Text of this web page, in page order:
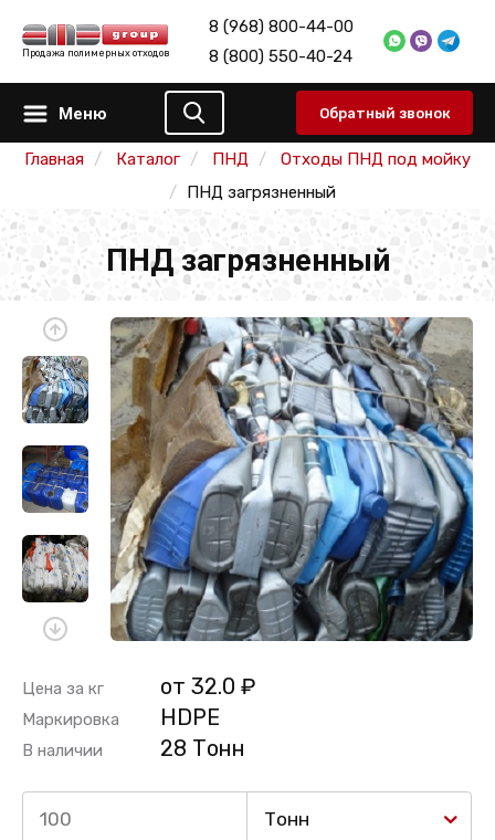
Продажа полимерных отходов
8 (968) 800-44-00
8 (800) 550-40-24
Меню Обратный звонок
Главная Каталог ПНД
Отходы ПНД под мойку
ПНД загрязненный
ПНД загрязненный
Цена за кг от 32.0 ₽
Маркировка HDPE
В наличии 28 Тонн
Тонн